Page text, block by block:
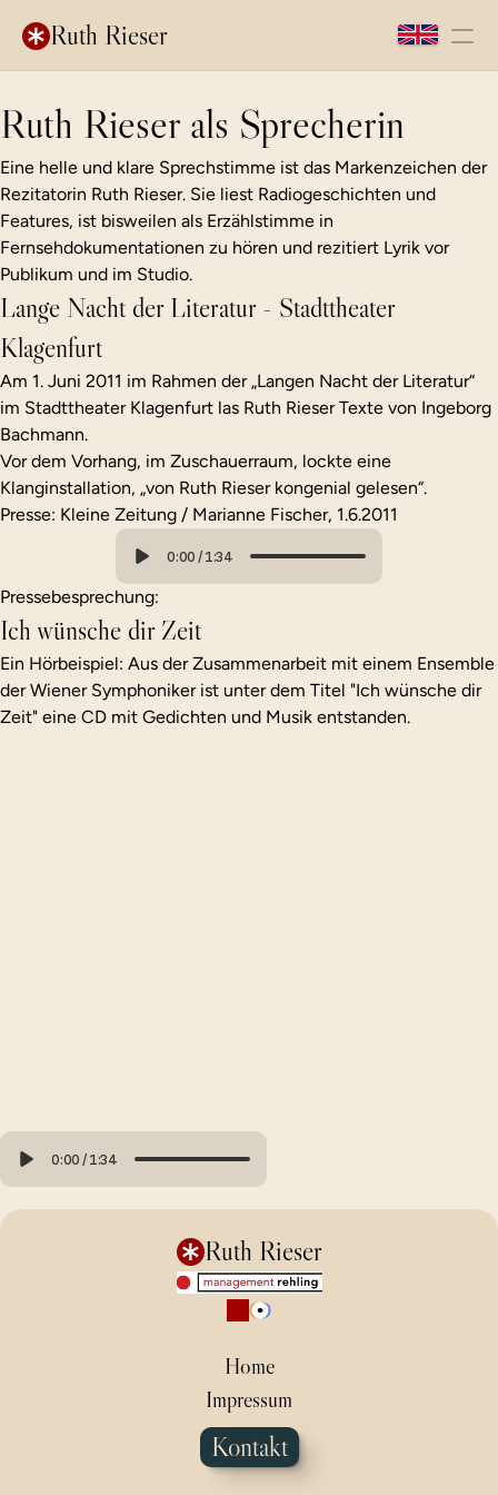
Ruth Rieser
Kinderzauber
Peter Turrini. Rückkehr
an meinen Ausgangspunkt
du und ich
About Me
Film
Fernsehen
Theater
Sprecherin
Auslegung der Wirklichkeit -
Georg Stefan Troller
Kinderzauber
Peter Turrini.
Rückkehr an meinen Ausgangspunkt
du und ich
Ruth Rieser als Sprecherin
Eine helle und klare Sprechstimme ist das Markenzeichen der
Rezitatorin Ruth Rieser. Sie liest Radiogeschichten und
Features, ist bisweilen als Erzählstimme in
Fernsehdokumentationen zu hören und rezitiert Lyrik vor
Publikum und im Studio.
Lange Nacht der Literatur - Stadttheater
Klagenfurt
Am 1. Juni 2011 im Rahmen der „Langen Nacht der Literatur“
im Stadttheater Klagenfurt las Ruth Rieser Texte von Ingeborg
Bachmann.
Vor dem Vorhang, im Zuschauerraum, lockte eine
Klanginstallation, „von Ruth Rieser kongenial gelesen“.
Presse: Kleine Zeitung / Marianne Fischer, 1.6.2011
0:00 / 1:34
Pressebesprechung:
Ich wünsche dir Zeit
Ein Hörbeispiel: Aus der Zusammenarbeit mit einem Ensemble
der Wiener Symphoniker ist unter dem Titel "Ich wünsche dir
Zeit" eine CD mit Gedichten und Musik entstanden.
0:00 / 1:34
Ruth Rieser
Home
Impressum
Kontakt